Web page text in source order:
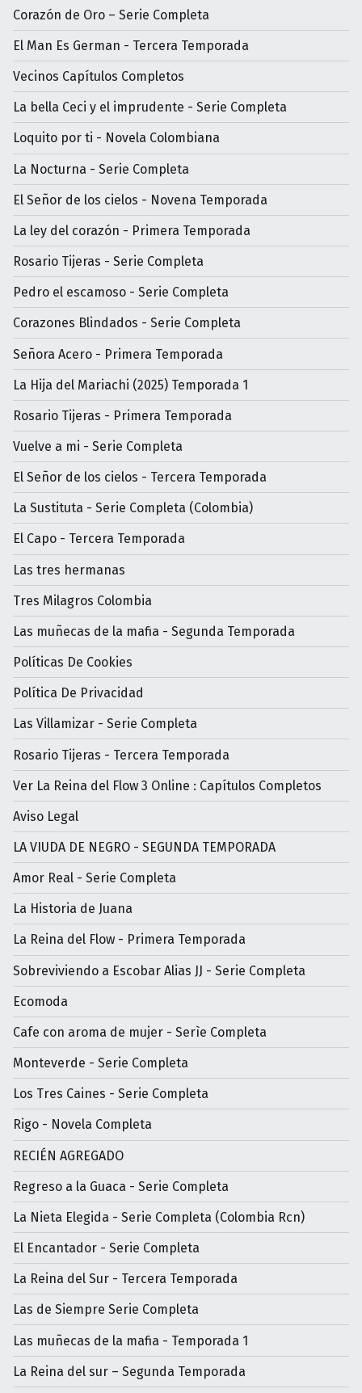
Corazón de Oro – Serie Completa
El Man Es German - Tercera Temporada
Vecinos Capítulos Completos
La bella Ceci y el imprudente - Serie Completa
Loquito por ti - Novela Colombiana
La Nocturna - Serie Completa
El Señor de los cielos - Novena Temporada
La ley del corazón - Primera Temporada
Rosario Tijeras - Serie Completa
Pedro el escamoso - Serie Completa
Corazones Blindados - Serie Completa
Señora Acero - Primera Temporada
La Hija del Mariachi (2025) Temporada 1
Rosario Tijeras - Primera Temporada
Vuelve a mi - Serie Completa
El Señor de los cielos - Tercera Temporada
La Sustituta - Serie Completa (Colombia)
El Capo - Tercera Temporada
Las tres hermanas
Tres Milagros Colombia
Las muñecas de la mafia - Segunda Temporada
Políticas De Cookies
Política De Privacidad
Las Villamizar - Serie Completa
Rosario Tijeras - Tercera Temporada
Ver La Reina del Flow 3 Online : Capítulos Completos
Aviso Legal
LA VIUDA DE NEGRO - SEGUNDA TEMPORADA
Amor Real - Serie Completa
La Historia de Juana
La Reina del Flow - Primera Temporada
Sobreviviendo a Escobar Alias JJ - Serie Completa
Ecomoda
Cafe con aroma de mujer - Serìe Completa
Monteverde - Serie Completa
Los Tres Caines - Serie Completa
Rigo - Novela Completa
RECIÉN AGREGADO
Regreso a la Guaca - Serie Completa
La Nieta Elegida - Serie Completa (Colombia Rcn)
El Encantador - Serie Completa
La Reina del Sur - Tercera Temporada
Las de Siempre Serie Completa
Las muñecas de la mafia - Temporada 1
La Reina del sur – Segunda Temporada